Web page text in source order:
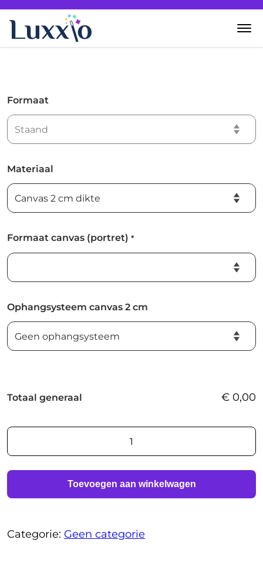
Wanddecoratie
Zelf creëren
Over Luxxio
Contact
Formaat
Materiaal
Formaat canvas (portret) *
Ophangsysteem canvas 2 cm
Totaal generaal € 0,00
AI
foto
Toevoegen aan winkelwagen
Categorie: Geen categorie